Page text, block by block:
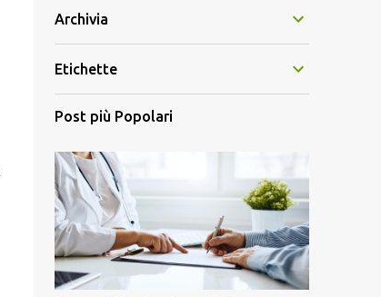
Archivia
Etichette
Post più Popolari